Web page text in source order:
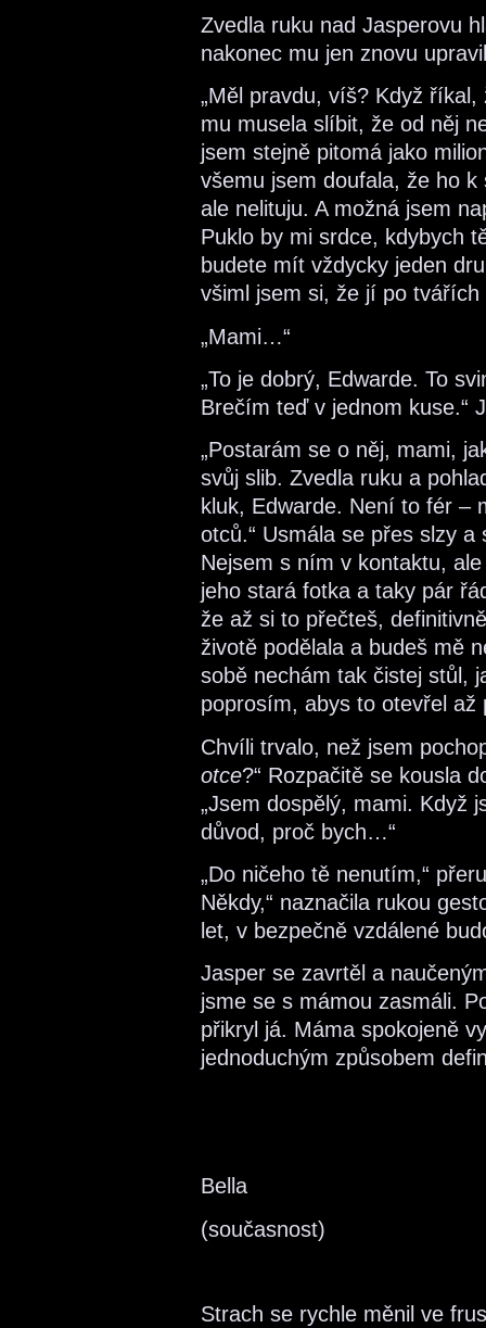
Zvedla ruku nad Jasperovu
nakonec mu jen znovu
„Měl pravdu, víš? Když
mu musela slíbit, že od něj
jsem stejně pitomá jako
všemu jsem doufala, že ho
ale nelituju. A možná jsem
Puklo by mi srdce, kdybych
budete mít vždycky jeden
všiml jsem si, že jí po tvářích
„Mami…“
„To je dobrý, Edwarde. To
Brečím teď v jednom kuse.“
„Postarám se o něj, mami,
svůj slib. Zvedla ruku a
kluk, Edwarde. Není to fér –
otců.“ Usmála se přes slzy
Nejsem s ním v kontaktu,
jeho stará fotka a taky pár
že až si to přečteš,
životě podělala a budeš mě
sobě nechám tak čistej stůl,
poprosím, abys to otevřel
Chvíli trvalo, než jsem
otce?“ Rozpačitě se kousla
„Jsem dospělý, mami. Když
důvod, proč bych…“
„Do ničeho tě nenutím,“
Někdy,“ naznačila rukou
let, v bezpečně vzdálené
Jasper se zavrtěl a
jsme se s mámou zasmáli.
přikryl já. Máma spokojeně
jednoduchým způsobem
Bella
(současnost)
Strach se rychle měnil ve